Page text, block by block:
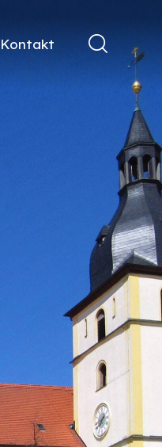
Kontakt